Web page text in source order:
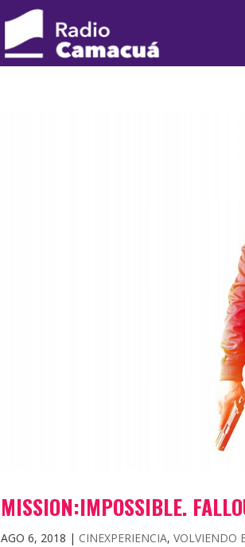
MISSION:IMPOSSIBLE.
AGO 6, 2018 | CINEXPERIENCIA,VOLVIENDO